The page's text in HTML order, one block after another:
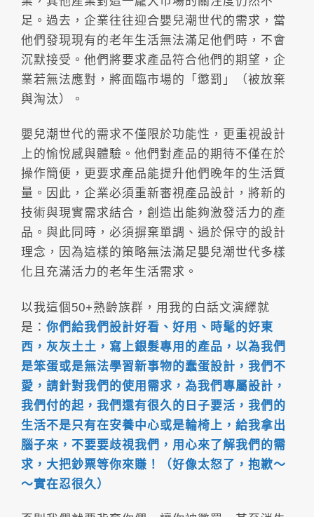
足。過去，企業往往迎合嬰兒潮世代的需求，當
他們發現現有的老年生活無法滿足他們時，不會
沉默接受。他們將要求產品符合他們的期望，企
業若無法應對，將面臨市場的「懲罰」（被放棄
與淘汰）。
嬰兒潮世代的需求不僅限於功能性，更重視設計
上的愉悅感與體驗。他們對產品的期待不僅在於
操作簡便，更要求產品能提升他們晚年的生活質
量。因此，企業必須重新審視產品設計，將新的
技術與現實需求結合，創造出能夠激發活力的產
品。與此同時，必須摒棄單調、過於保守的設計
理念，因為這樣的策略無法滿足嬰兒潮世代多樣
化且充滿活力的老年生活需求。
以我這個50+熟齡族群，用我的白話文演繹就
是： 你們給我們設計好看、好用、時髦的好東
西，灰灰土土，寫上銀髮專用的產品，以為我們
是笨蛋或是無法學習新事物的蠢蛋設計，我們不
愛，請針對我們的使用需求，為我們專屬設計，
我們付的起，我們還有很久的日子要活，我們的
生活不是只有在安養中心或是輪椅上，給我拿出
腦子來，不要要歧視我們，用心來了解我們的需
求，大把鈔票等你來賺！（好像太怒了，抱歉～
～實在忍很久）